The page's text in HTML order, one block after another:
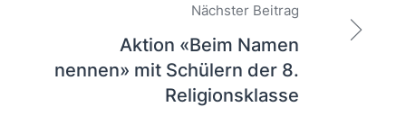
Nächster Beitrag
Aktion «Beim Namen
nennen» mit Schülern der 8.
Religionsklasse